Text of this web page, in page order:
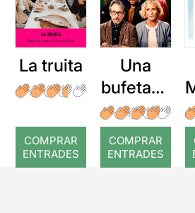
La truita
COMPRAR
ENTRADES
Una
bufetada
a temps
COMPRAR
ENTRADES